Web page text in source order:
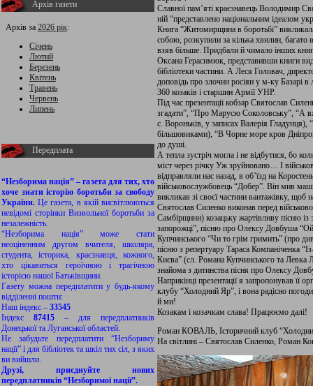
Архів газети
Архів за 2026 рік:
Січень
Лютий
Березень
Квітень
Травень
Червень
Липень
Передплата
“Незборима нація” – газета для тих, хто
хоче знати історію боротьби за свободу
України.Це газета, в якій висвітлюються
невідомі сторінки Визвольної боротьби за
незалежність.
“Незборима нація” може стати
неоціненним другом вчителя, школяра,
студента, історика, краєзнавця, кожного,
хто цікавиться героїчною і трагічною
історією нашої Батьківщини.
Газету можна передплатити у будь-якому
відділенні пошти:
Наш індекс – 33545
Індекс 87415 – для передплатників
Донецької та Луганської областей.
Не забудьте передплатити “Незбориму
нації” і для бібліотек та шкіл тих сіл, з яких
ви вийшли.
Друзі, приєднуйте нових
передплатників “Незборимої нації”.
Славної пам’яті краєзнавець Володимир
ній “представлено національним ідеалом
Книга “Житомирщина в боротьбі” викликала
собою, розкупили за кілька хвилин,
взяв більше. Придбали й чимало інших
Оксана Герасимюк, представивши книги
бібліотеки частини. А Леся Головач,
доповідь про злочин росіян у м-ку Базарі в
360 козаків і старшин Армії УНР.
Під час презентації кобзар Святослав
згадати”, “Про Марусю Соколовську”, “А
с. Вороньків, у записах Валерія Гладунця),
більшовиками), “В Чорне море кров
до душі.
А тепла зустріч могла і не відбутися, бо
міст через річку Уж зруйновано… І
відправляли нас назад, в об’їзд на
військовослужбовець “Добер”. Він мив
викликав зі своєї частини вантажівку, щоб
Святослав Силенко виконав перед
Самбірщини) козацьку жартівливу пісню
запорожці”, пісню про Олексу Довбуша
Купчинського “Чи то грім гримить” (про
пісню з репертуару Тараса Компаніченка
Києва” (сл. Романа Купчинського та Левка
знайома з дитинства пісня про Олексу
Наприкінці презентації я запропонував її
клубу “Холодний Яр”, і вона радісно
й ми!
Козакам і козачкам слава! Працюємо далі!
Роман КОВАЛЬ, Історичний клуб
На світлині – Святослав Силенко, Роман